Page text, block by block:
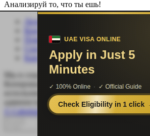
Анализируй то, что ты ешь!
Личный кабинет
Помощь сайту
Соцсети
Карта сайта
Мы в социальных сетях:
Копирование, перепечатка (целиком или
использование материала без
администрации сайта Calorizator.ru не
© Calorizator.ru 2008-2026